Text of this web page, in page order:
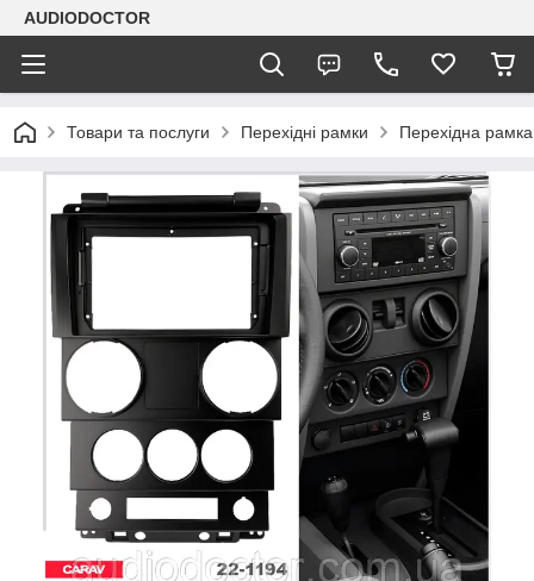
AUDIODOCTOR
Товари та послуги Перехідні рамки Перехідна